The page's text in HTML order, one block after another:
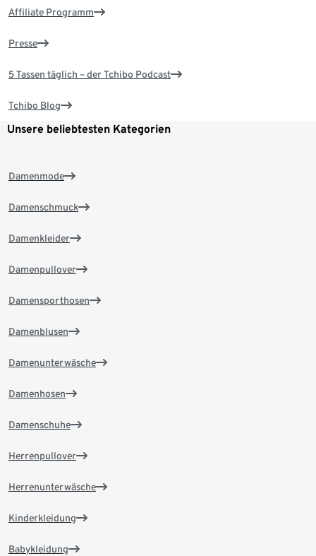
Affiliate Programm
Presse
5 Tassen täglich – der Tchibo Podcast
Tchibo Blog
Unsere beliebtesten Kategorien
Damenmode
Damenschmuck
Damenkleider
Damenpullover
Damensporthosen
Damenblusen
Damenunterwäsche
Damenhosen
Damenschuhe
Herrenpullover
Herrenunterwäsche
Kinderkleidung
Babykleidung